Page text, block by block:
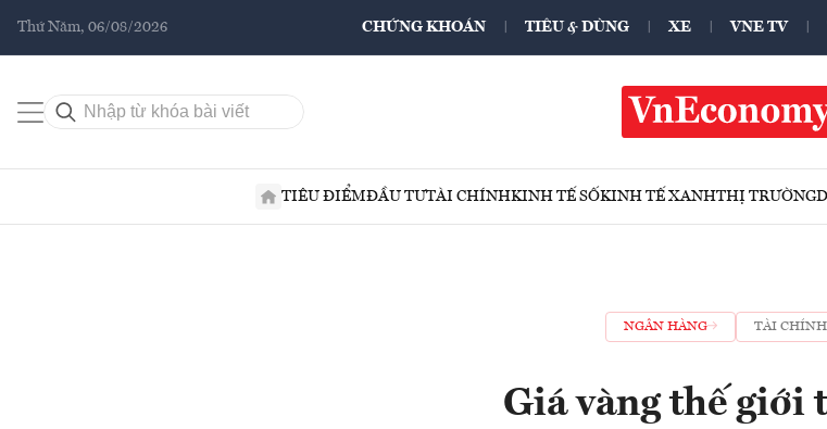
Thứ Năm, 06/08/2026 CHỨNG KHOÁN TIÊU & DÙNG XE VNE TV
TIÊU ĐIỂMĐẦU TƯTÀI CHÍNHKINH TẾ SỐKINH TẾ XANHTHỊ TRƯỜNG
NGÂN HÀNG TÀI CHÍNH
Giá vàng thế giới